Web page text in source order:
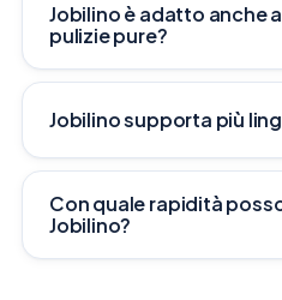
Jobilino è adatto anche
pulizie pure?
Jobilino supporta più
Con quale rapidità
Jobilino?